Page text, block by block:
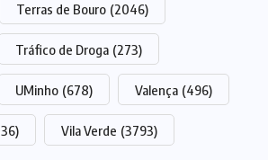
Terras de Bouro (2046)
Tráfico de Droga (273)
UMinho (678) Valença (496)
Vila Verde (3793)